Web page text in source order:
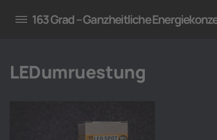
für Unternehmen
163 Grad – Ganzheitliche
LEDumruestung